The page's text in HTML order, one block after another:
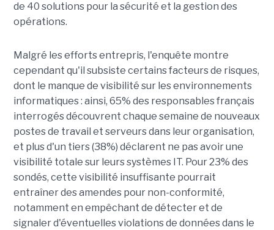
de 40 solutions pour la sécurité et la gestion des
opérations.
Malgré les efforts entrepris, l'enquête montre
cependant qu'il subsiste certains facteurs de risques,
dont le manque de visibilité sur les environnements
informatiques : ainsi, 65% des responsables français
interrogés découvrent chaque semaine de nouveaux
postes de travail et serveurs dans leur organisation,
et plus d'un tiers (38%) déclarent ne pas avoir une
visibilité totale sur leurs systèmes IT. Pour 23% des
sondés, cette visibilité insuffisante pourrait
entraîner des amendes pour non-conformité,
notamment en empêchant de détecter et de
signaler d'éventuelles violations de données dans le